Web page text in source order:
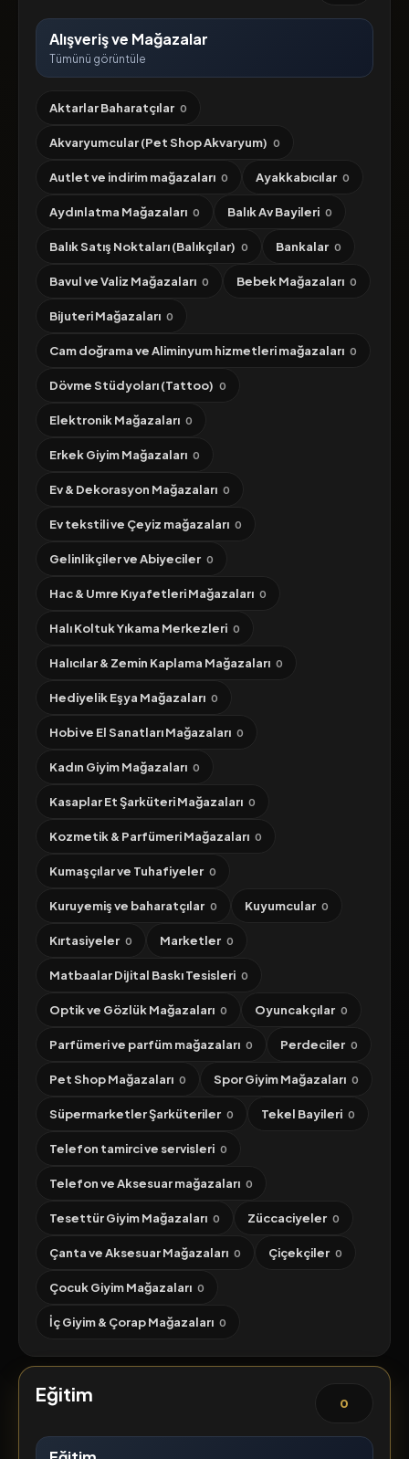
Alışveriş ve Mağazalar
Tümünü görüntüle
Aktarlar Baharatçılar 0
Akvaryumcular (Pet Shop Akvaryum) 0
Autlet ve indirim mağazaları 0 Ayakkabıcılar 0
Aydınlatma Mağazaları 0 Balık Av Bayileri 0
Balık Satış Noktaları (Balıkçılar) 0 Bankalar 0
Bavul ve Valiz Mağazaları 0 Bebek Mağazaları 0
Bijuteri Mağazaları 0
Cam doğrama ve Aliminyum hizmetleri mağazaları 0
Dövme Stüdyoları (Tattoo) 0
Elektronik Mağazaları 0
Erkek Giyim Mağazaları 0
Ev & Dekorasyon Mağazaları 0
Ev tekstili ve Çeyiz mağazaları 0
Gelinlikçiler ve Abiyeciler 0
Hac & Umre Kıyafetleri Mağazaları 0
Halı Koltuk Yıkama Merkezleri 0
Halıcılar & Zemin Kaplama Mağazaları 0
Hediyelik Eşya Mağazaları 0
Hobi ve El Sanatları Mağazaları 0
Kadın Giyim Mağazaları 0
Kasaplar Et Şarküteri Mağazaları 0
Kozmetik & Parfümeri Mağazaları 0
Kumaşçılar ve Tuhafiyeler 0
Kuruyemiş ve baharatçılar 0 Kuyumcular 0
Kırtasiyeler 0 Marketler 0
Matbaalar Dijital Baskı Tesisleri 0
Optik ve Gözlük Mağazaları 0 Oyuncakçılar 0
Parfümeri ve parfüm mağazaları 0 Perdeciler 0
Pet Shop Mağazaları 0 Spor Giyim Mağazaları 0
Süpermarketler Şarküteriler 0 Tekel Bayileri 0
Telefon tamirci ve servisleri 0
Telefon ve Aksesuar mağazaları 0
Tesettür Giyim Mağazaları 0 Züccaciyeler 0
Çanta ve Aksesuar Mağazaları 0 Çiçekçiler 0
Çocuk Giyim Mağazaları 0
İç Giyim & Çorap Mağazaları 0
Eğitim 0